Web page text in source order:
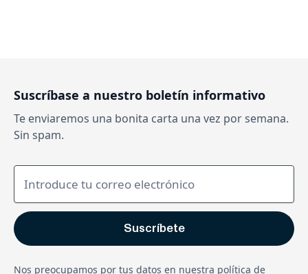
Suscríbase a nuestro boletín informativo
Te enviaremos una bonita carta una vez por semana.
Sin spam.
Nos preocupamos por tus datos en nuestra política de